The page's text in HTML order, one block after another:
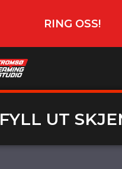
RING OSS!
FYLL UT